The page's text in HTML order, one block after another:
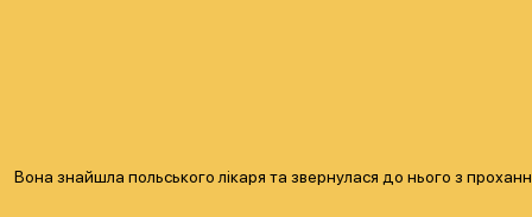
Вона знайшла польського лікаря та звернулася до нього з